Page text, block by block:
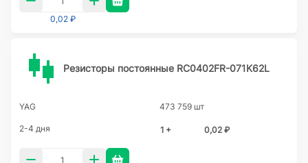
0,02 ₽
Резисторы постоянные RC0402FR-071K62L
YAG 473 759 шт
2-4 дня 1 + 0,02 ₽